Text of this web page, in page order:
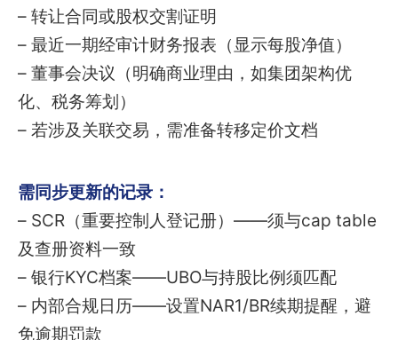
– 转让合同或股权交割证明
– 最近一期经审计财务报表（显示每股净值）
– 董事会决议（明确商业理由，如集团架构优
化、税务筹划）
– 若涉及关联交易，需准备转移定价文档
需同步更新的记录：
– SCR（重要控制人登记册）——须与cap table
及查册资料一致
– 银行KYC档案——UBO与持股比例须匹配
– 内部合规日历——设置NAR1/BR续期提醒，避
免逾期罚款